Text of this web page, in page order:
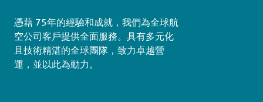
憑藉 75年的經驗和成就，我們為全球航
空公司客戶提供全面服務。具有多元化
且技術精湛的全球團隊，致力卓越營
運，並以此為動力。